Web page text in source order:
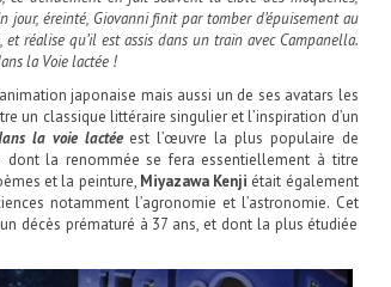
jour, éreinté, Giovanni finit par tomber d’épuisement au
réalise qu’il est assis dans un train avec Campanella.
la Voie lactée !
japonaise mais aussi un de ses avatars les
un classique littéraire singulier et l’inspiration d’un
la voie lactéeest l’œuvre la plus populaire de
la renommée se fera essentiellement à titre
et la peinture, Miyazawa Kenji était également
notamment l’agronomie et l’astronomie. Cet
décès prématuré à 37 ans, et dont la plus étudiée